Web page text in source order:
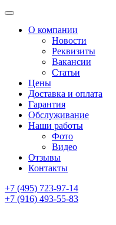
О компании
Новости
Реквизиты
Вакансии
Статьи
Цены
Доставка и оплата
Гарантия
Обслуживание
Наши работы
Фото
Видео
Отзывы
Контакты
+7 (495) 723-97-14
+7 (916) 493-55-83